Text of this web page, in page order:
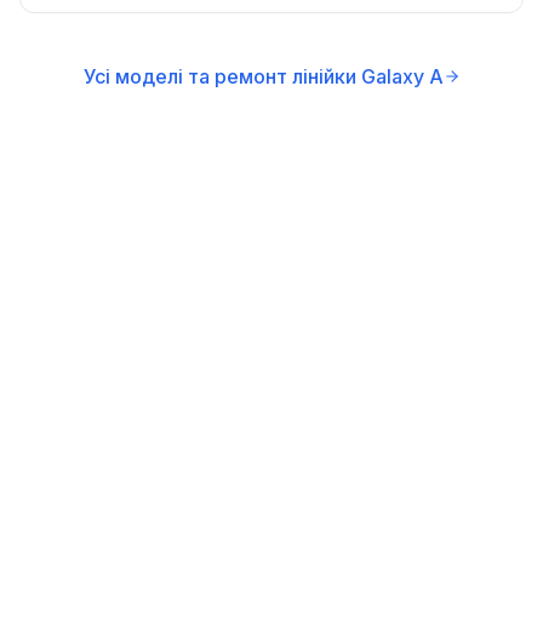
Усі моделі та ремонт лінійки Galaxy A